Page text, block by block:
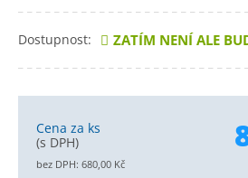
Dostupnost: ZATÍM NENÍ ALE
Cena za ks
(s DPH)
bez DPH: 680,00 Kč